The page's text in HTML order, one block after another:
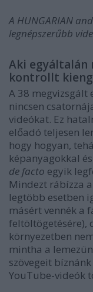
A HUNGARIAN
legnépszerűbb
Aki egyáltalán
kontrollt
A 38 megvizsgált
nincsen
videókat. Ez
előadó teljesen
hogy hogyan,
képanyagokkal
de facto egyik
Mindezt rábízza
legtöbb esetben
másért vennék a
feltöltögetésére),
környezetben
mintha a
szövegeit
YouTube-videók